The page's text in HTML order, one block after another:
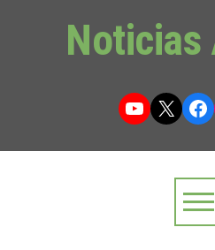
Noticias
YouTube
X